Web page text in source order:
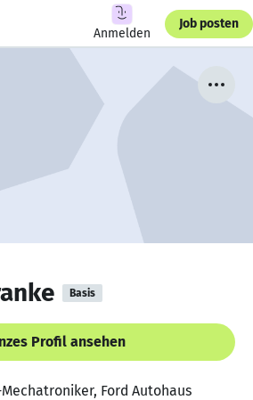
Anmelden
Job posten
Basis
Profil ansehen
Ford Autohaus